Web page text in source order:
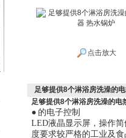
点击放大
足够提供8个淋浴房洗澡的
足够提供8个淋浴房洗澡的电
● 的电子控制
LED液晶显示屏，操作
度要求较严格的工业及